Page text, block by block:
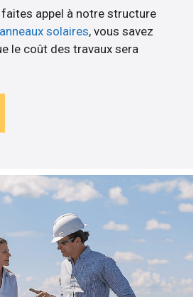
appel à notre structure
solaires, vous savez
le coût des travaux sera